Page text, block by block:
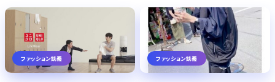
ファッション談義 ファッション談義